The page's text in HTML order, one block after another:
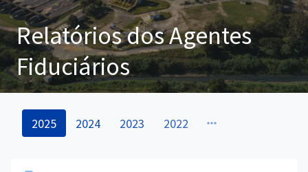
Relatórios dos Agentes
Fiduciários
2025 2024 2023 2022